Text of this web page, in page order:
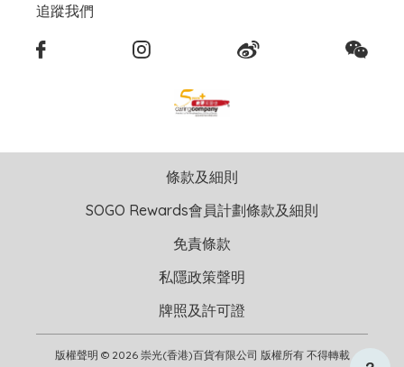
追蹤我們
版權聲明 © 2026 崇光(香港)百貨有限公司 版權所有 不得轉載
條款及細則
SOGO Rewards會員計劃條款及細則
免責條款
私隱政策聲明
牌照及許可證